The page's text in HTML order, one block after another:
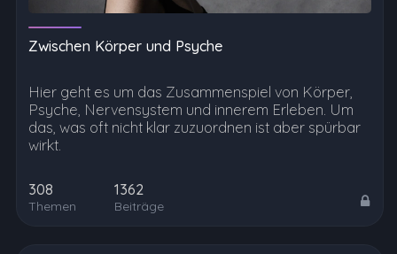
Zwischen Körper und Psyche
Hier geht es um das Zusammenspiel von Körper,
Psyche, Nervensystem und innerem Erleben. Um
das, was oft nicht klar zuzuordnen ist aber spürbar
wirkt.
308
Themen
1362
Beiträge